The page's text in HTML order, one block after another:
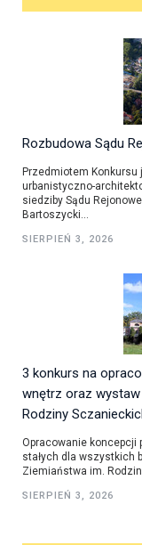
Rozbudowa Sądu
Przedmiotem Konkursu
urbanistyczno-
siedziby Sądu
Bartoszycki...
SIERPIEŃ 3, 2026
3 konkurs na
wnętrz oraz wystaw
Rodziny
Opracowanie
stałych dla wszystkich
Ziemiaństwa im.
SIERPIEŃ 3, 2026